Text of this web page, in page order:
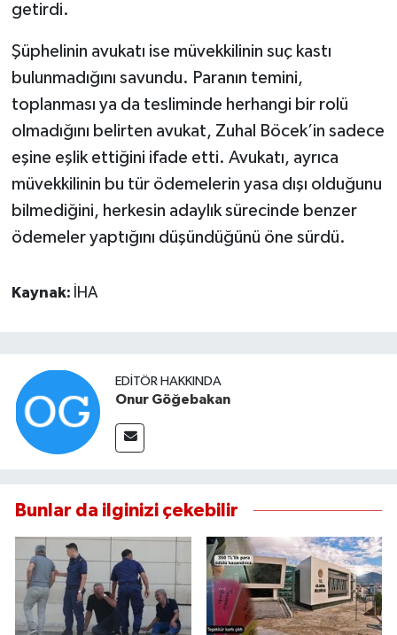
getirdi.
Şüphelinin avukatı ise müvekkilinin suç kastı
bulunmadığını savundu. Paranın temini,
toplanması ya da tesliminde herhangi bir rolü
olmadığını belirten avukat, Zuhal Böcek’in sadece
eşine eşlik ettiğini ifade etti. Avukatı, ayrıca
müvekkilinin bu tür ödemelerin yasa dışı olduğunu
bilmediğini, herkesin adaylık sürecinde benzer
ödemeler yaptığını düşündüğünü öne sürdü.
Kaynak: İHA
EDITÖR HAKKINDA
Onur Göğebakan
Bunlar da ilginizi çekebilir